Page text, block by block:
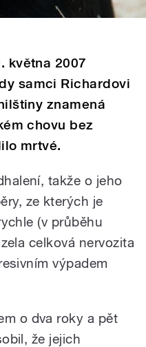
května 2007
samci Richardovi
znamená
chovu bez
mrtvé.
takže o jeho
ze kterých je
(v průběhu
celková nervozita
výpadem
o dva roky a pět
že jejich